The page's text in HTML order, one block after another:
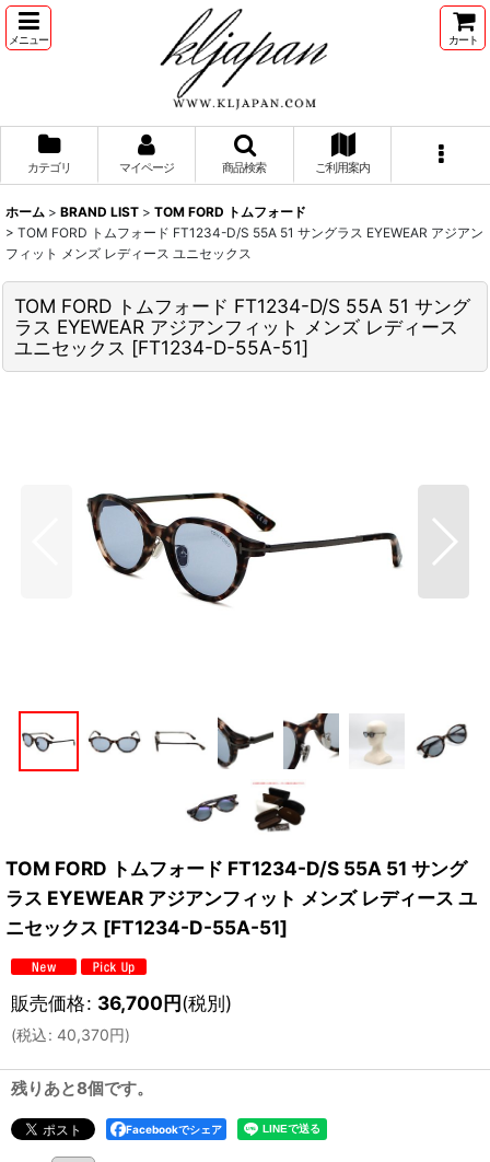
メニュー カート
カテゴリ マイページ 商品検索 ご利用案内
ホーム > BRAND LIST > TOM FORD トムフォード
> TOM FORD トムフォード FT1234-D/S 55A 51 サングラス EYEWEAR アジアン
フィット メンズ レディース ユニセックス
TOM FORD トムフォード FT1234-D/S 55A 51 サング
ラス EYEWEAR アジアンフィット メンズ レディース
ユニセックス [FT1234-D-55A-51]
TOM FORD トムフォード FT1234-D/S 55A 51 サング
ラス EYEWEAR アジアンフィット メンズ レディース ユ
ニセックス [FT1234-D-55A-51]
販売価格: 36,700円(税別)
(税込: 40,370円)
残りあと8個です。
Facebookでシェア